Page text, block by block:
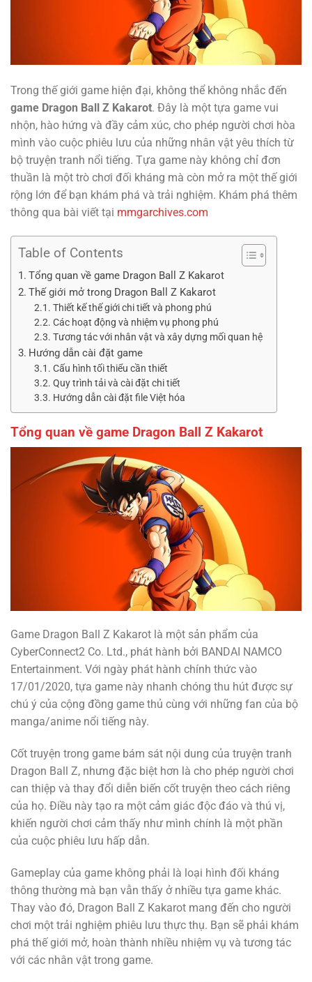
Trong thế giới game hiện đại, không thể không nhắc đến
game Dragon Ball Z Kakarot. Đây là một tựa game vui
nhộn, hào hứng và đầy cảm xúc, cho phép người chơi hòa
mình vào cuộc phiêu lưu của những nhân vật yêu thích từ
bộ truyện tranh nổi tiếng. Tựa game này không chỉ đơn
thuần là một trò chơi đối kháng mà còn mở ra một thế giới
rộng lớn để bạn khám phá và trải nghiệm. Khám phá thêm
thông qua bài viết tại mmgarchives.com
Table of Contents
Tổng quan về game Dragon Ball Z Kakarot
Thế giới mở trong Dragon Ball Z Kakarot
Thiết kế thế giới chi tiết và phong phú
Các hoạt động và nhiệm vụ phong phú
Tương tác với nhân vật và xây dựng mối quan hệ
Hướng dẫn cài đặt game
Cấu hình tối thiểu cần thiết
Quy trình tải và cài đặt chi tiết
Hướng dẫn cài đặt file Việt hóa
Tổng quan về game Dragon Ball Z Kakarot
Game Dragon Ball Z Kakarot là một sản phẩm của
CyberConnect2 Co. Ltd., phát hành bởi BANDAI NAMCO
Entertainment. Với ngày phát hành chính thức vào
17/01/2020, tựa game này nhanh chóng thu hút được sự
chú ý của cộng đồng game thủ cùng với những fan của bộ
manga/anime nổi tiếng này.
Cốt truyện trong game bám sát nội dung của truyện tranh
Dragon Ball Z, nhưng đặc biệt hơn là cho phép người chơi
can thiệp và thay đổi diễn biến cốt truyện theo cách riêng
của họ. Điều này tạo ra một cảm giác độc đáo và thú vị,
khiến người chơi cảm thấy như mình chính là một phần
của cuộc phiêu lưu hấp dẫn.
Gameplay của game không phải là loại hình đối kháng
thông thường mà bạn vẫn thấy ở nhiều tựa game khác.
Thay vào đó, Dragon Ball Z Kakarot mang đến cho người
chơi một trải nghiệm phiêu lưu thực thụ. Bạn sẽ phải khám
phá thế giới mở, hoàn thành nhiều nhiệm vụ và tương tác
với các nhân vật trong game.